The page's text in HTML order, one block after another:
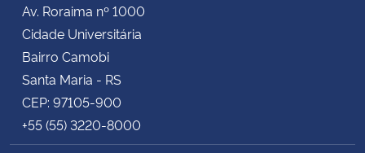
Av. Roraima nº 1000
Cidade Universitária
Bairro Camobi
Santa Maria - RS
CEP: 97105-900
+55 (55) 3220-8000